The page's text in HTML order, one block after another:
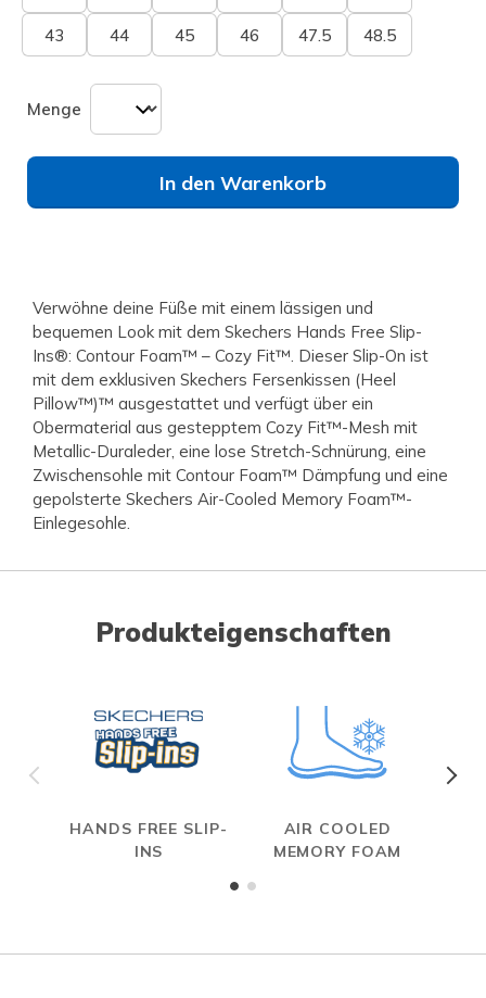
43 44 45 46 47.5 48.5
Menge
In den Warenkorb
Verwöhne deine Füße mit einem lässigen und
bequemen Look mit dem Skechers Hands Free Slip-
Ins®: Contour Foam™ – Cozy Fit™. Dieser Slip-On ist
mit dem exklusiven Skechers Fersenkissen (Heel
Pillow™)™ ausgestattet und verfügt über ein
Obermaterial aus gestepptem Cozy Fit™-Mesh mit
Metallic-Duraleder, eine lose Stretch-Schnürung, eine
Zwischensohle mit Contour Foam™ Dämpfung und eine
gepolsterte Skechers Air-Cooled Memory Foam™-
Einlegesohle.
Produkteigenschaften
HANDS FREE SLIP-
INS
AIR COOLED
MEMORY FOAM